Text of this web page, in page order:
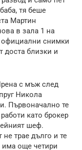
тя беше
Мартин
в зала 1 на
официални снимки
доста близки и
с мъж след
Никола
Първоначално те
като брокер
шеф.
не трае дълго и те
има още четири